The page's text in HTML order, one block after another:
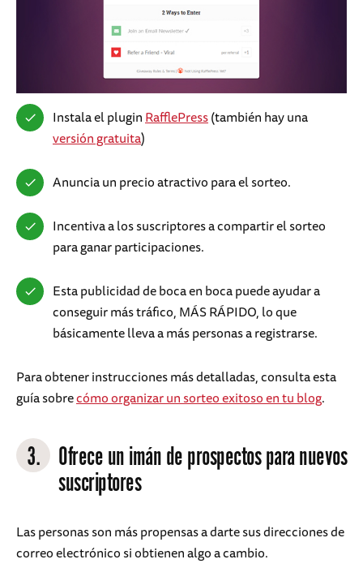
Instala el pluginRafflePress(también hay una
versión gratuita)
Anuncia un precio atractivo para el sorteo.
Incentiva a los suscriptores a compartir el sorteo
para ganar participaciones.
Esta publicidad de boca en boca puede ayudar a
conseguir más tráfico, MÁS RÁPIDO, lo que
básicamente lleva a más personas a registrarse.
Para obtener instrucciones más detalladas, consulta esta
guía sobrecómo organizar un sorteo exitoso en tu blog.
3. Ofrece un imán de prospectos para nuevos
suscriptores
Las personas son más propensas a darte sus direcciones de
correo electrónico si obtienen algo a cambio.